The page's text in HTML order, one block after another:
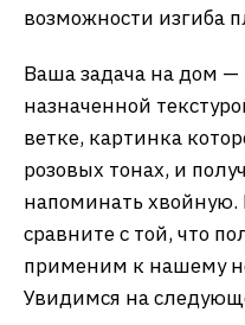
возможности изгиба
Ваша задача на дом —
назначенной
ветке, картинка
розовых тонах, и
напоминать
сравните с той, что
применим к нашему
Увидимся на